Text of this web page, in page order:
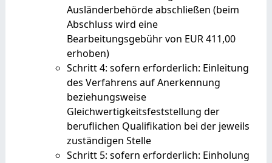
Ausländerbehörde abschließen (beim
Abschluss wird eine
Bearbeitungsgebühr von EUR 411,00
erhoben)
Schritt 4: sofern erforderlich: Einleitung
des Verfahrens auf Anerkennung
beziehungsweise
Gleichwertigkeitsfeststellung der
beruflichen Qualifikation bei der jeweils
zuständigen Stelle
Schritt 5: sofern erforderlich: Einholung